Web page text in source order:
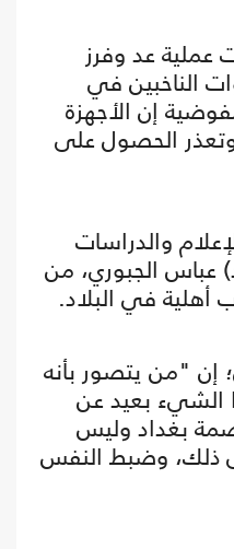
عملية عد وفرز
أصوات الناخبين في
إن الأجهزة
وتعذر الحصول على
والدراسات
عباس الجبوري، من
أهلية في البلاد.
إن "من يتصور بأنه
الشيء بعيد عن
بغداد وليس
ذلك، وضبط النفس